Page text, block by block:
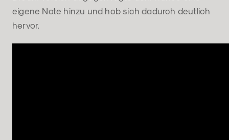
eigene Note hinzu und hob sich dadurch deutlich
hervor.